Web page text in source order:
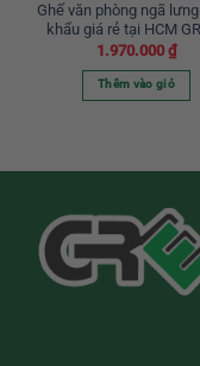
Ghế văn phòng ngã
khẩu giá rẻ tại HCM
1.970.000 ₫
Thêm vào giỏ